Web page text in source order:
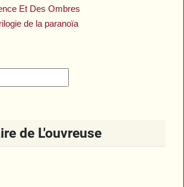
Et Des Ombres
de la paranoïa
de L'ouvreuse